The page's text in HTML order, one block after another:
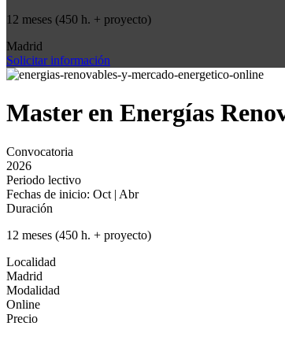
12 meses (450 h. + proyecto)
Madrid
Solicitar información
Master en Energías
Convocatoria
2026
Periodo lectivo
Fechas de inicio: Oct | Abr
Duración
12 meses (450 h. + proyecto)
Localidad
Madrid
Modalidad
Online
Precio